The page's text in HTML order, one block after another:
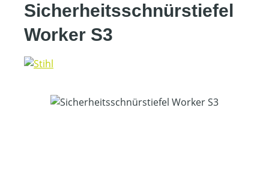
Sicherheitsschnürstiefel
Worker S3
Bildergalerie überspringen